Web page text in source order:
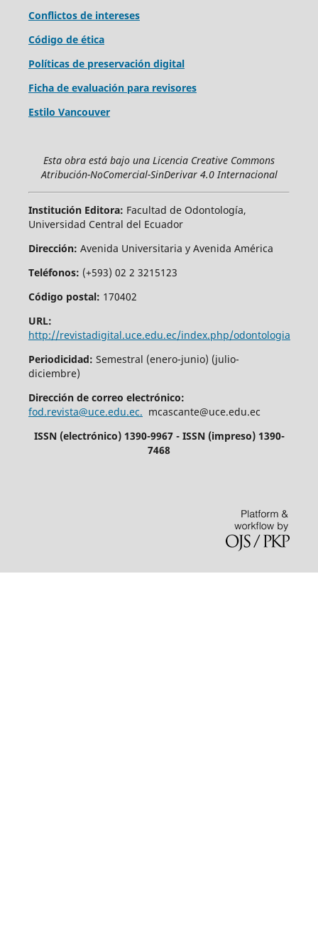
Conflictos de intereses
Código de ética
Políticas de preservación digital
Ficha de evaluación para revisores
Estilo Vancouver
Esta obra está bajo una Licencia Creative Commons
Atribución-NoComercial-SinDerivar 4.0 Internacional
Institución Editora: Facultad de Odontología,
Universidad Central del Ecuador
Dirección: Avenida Universitaria y Avenida América
Teléfonos: (+593) 02 2 3215123
Código postal: 170402
URL:
http://revistadigital.uce.edu.ec/index.php/odontologia
Periodicidad: Semestral (enero-junio) (julio-
diciembre)
Dirección de correo electrónico:
fod.revista@uce.edu.ec. mcascante@uce.edu.ec
ISSN (electrónico) 1390-9967 - ISSN (impreso) 1390-
7468